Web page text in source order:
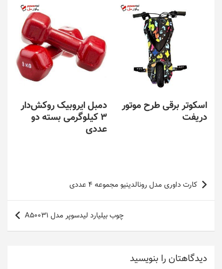
اسکوتر برقی طرح موتور
دریفت
دمبل ایروبیک روکش‌دار
3 کیلوگرمی بسته دو
عددی
راهبری
نوشته
کارت داوری مدل رونالدینیو مجموعه 4 عددی
چوب بیلیارد لیدسوپر مدل A50031
دیدگاهتان را بنویسید